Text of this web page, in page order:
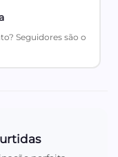
Seguidores são o